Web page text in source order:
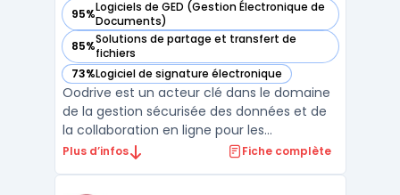
95%Logiciels de GED (Gestion Électronique de
Documents)
— voir Oodrive dans cette catégorie
85%Solutions de partage et transfert de
fichiers
— voir Oodrive dans cette catégorie
73%Logiciel de signature électronique
— voir Oodrive dans cette catégorie
Oodrive est un acteur clé dans le domaine
de la gestion sécurisée des données et de
la collaboration en ligne pour les
entreprises. Avec ses solutions certifiées et
Plus d’infos Fiche complète